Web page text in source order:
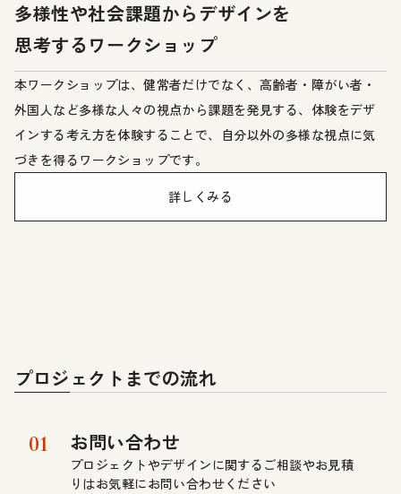
多様性や社会課題からデザインを
思考するワークショップ
本ワークショップは、健常者だけでなく、高齢者・障がい者・
外国人など多様な人々の視点から課題を発見する、体験をデザ
インする考え方を体験することで、自分以外の多様な視点に気
づきを得るワークショップです。
詳しくみる
プロジェクトまでの流れ
01 お問い合わせ
プロジェクトやデザインに関するご相談やお見積
りはお気軽にお問い合わせください